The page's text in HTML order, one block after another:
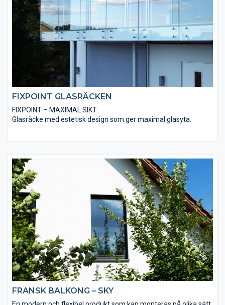
FIXPOINT GLASRÄCKEN
FIXPOINT – MAXIMAL SIKT
Glasräcke med estetisk design som ger maximal glasyta.
FRANSK BALKONG – SKY